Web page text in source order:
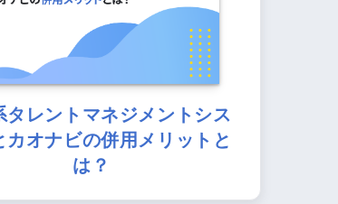
タレントマネジメントシス
カオナビの併用メリットと
は？